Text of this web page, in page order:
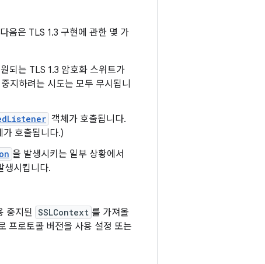
음은 TLS 1.3 구현에 관한 몇 가
되는 TLS 1.3 암호화 스위트가
지하려는 시도는 모두 무시됩니
객체가 호출됩니다.
호출됩니다.)
을 발생시키는 일부 상황에서
생시킵니다.
중지된 SSLContext 를 가져올
프로토콜 버전을 사용 설정 또는